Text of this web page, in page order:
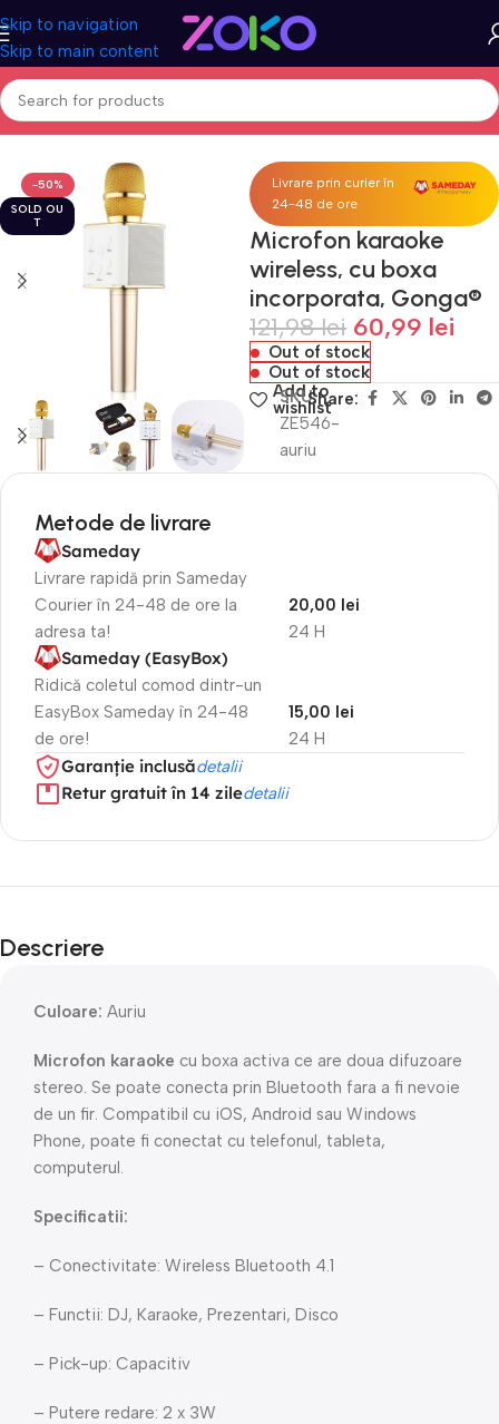
Skip to navigation
Skip to main content
Home Acasa Gadgeturi Alte gadgeturi
-50%
SOLD OU
T
Livrare prin curier în
24-48 de ore
Microfon karaoke
wireless, cu boxa
incorporata, Gonga®
121,98lei 60,99 lei
Out of stock
Out of stock
Add to
wishlist
SKU
ZE546-
auriu
Share:
Metode de livrare
Sameday
Livrare rapidă prin Sameday
Courier în 24-48 de ore la
adresa ta!
24 H
20,00 lei
Sameday (EasyBox)
Ridică coletul comod dintr-un
EasyBox Sameday în 24-48
de ore!
24 H
15,00 lei
Garanție inclusădetalii
Retur gratuit în 14 ziledetalii
Descriere
Culoare: Auriu
Microfon karaoke cu boxa activa ce are doua difuzoare
stereo. Se poate conecta prin Bluetooth fara a fi nevoie
de un fir. Compatibil cu iOS, Android sau Windows
Phone, poate fi conectat cu telefonul, tableta,
computerul.
Specificatii:
– Conectivitate: Wireless Bluetooth 4.1
– Functii: DJ, Karaoke, Prezentari, Disco
– Pick-up: Capacitiv
– Putere redare: 2 x 3W